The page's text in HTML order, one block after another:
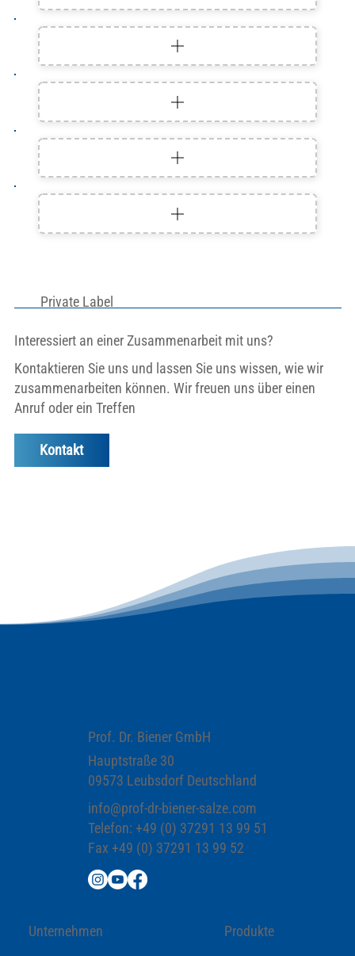
Private Label
Interessiert an einer Zusammenarbeit mit uns?
Kontaktieren Sie uns und lassen Sie uns wissen, wie wir
zusammenarbeiten können. Wir freuen uns über einen
Anruf oder ein Treffen
Kontakt
Aqua Peeling-Zucker
Kokos-Vanille
Phyto-Salz
Kardamom
Aqua Peeling-Salz
CBD-Mojito
Mineral Booster
Calcium
Prof. Dr. Biener GmbH
Hauptstraße 30
09573 Leubsdorf Deutschland
info@prof-dr-biener-salze.com
Telefon: +49 (0) 37291 13 99 51
Fax +49 (0) 37291 13 99 52
Unternehmen Produkte